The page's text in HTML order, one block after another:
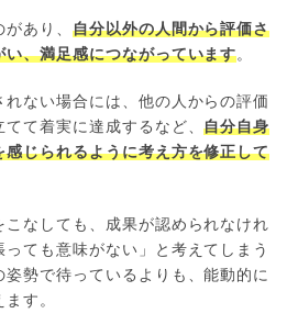
あり、 自分以外の人間から評価さ
、満足感につながっています。
ない場合には、他の人からの評価
て着実に達成するなど、自分自身
じられるように考え方を修正して
なしても、成果が認められなけれ
ても意味がない」と考えてしまう
勢で待っているよりも、能動的に
す。